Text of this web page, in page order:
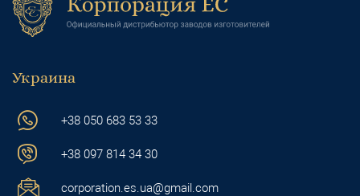
Украина
+38 050 683 53 33
+38 097 814 34 30
corporation.es.ua@gmail.com